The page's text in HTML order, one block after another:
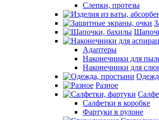
Слепки, протезы
Адаптеры
Наконечники для
Наконечники для
Разное
Салфетки в коробке
Фартуки в рулоне